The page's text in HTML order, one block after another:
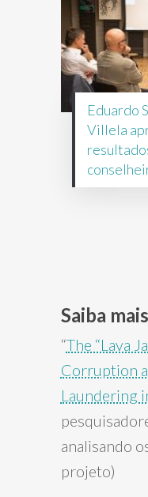
Eduardo
Villela
Saiba mais
“The “Lava
Corruption
Laundering
analisando
projeto)